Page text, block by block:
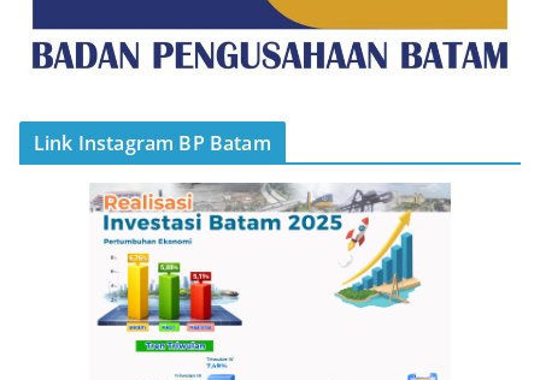
Link Instagram BP Batam